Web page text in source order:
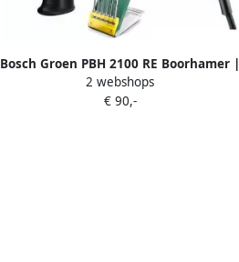
Bosch Groen PBH 2100 RE Boorhamer |
+ Promoline 6-dlg SDS plus S2 set
06033A9303
2 webshops
€ 90,-